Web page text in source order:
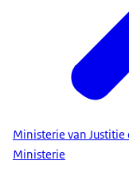
Ministerie van
Ministerie